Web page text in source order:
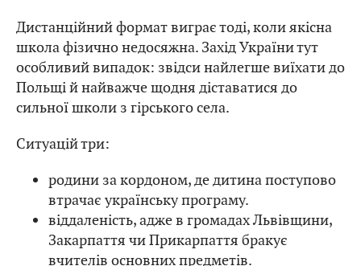
Дистанційний формат виграє тоді, коли якісна
школа фізично недосяжна. Захід України тут
особливий випадок: звідси найлегше виїхати до
Польщі й найважче щодня діставатися до
сильної школи з гірського села.
Ситуацій три:
родини за кордоном, де дитина поступово
втрачає українську програму.
віддаленість, адже в громадах Львівщини,
Закарпаття чи Прикарпаття бракує
вчителів основних предметів.